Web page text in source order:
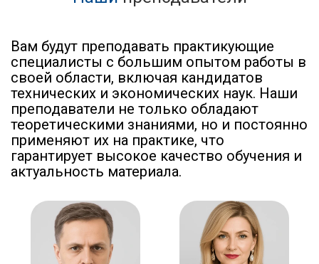
Вам будут преподавать практикующие
специалисты с большим опытом работы в
своей области, включая кандидатов
технических и экономических наук. Наши
преподаватели не только обладают
теоретическими знаниями, но и постоянно
применяют их на практике, что
гарантирует высокое качество обучения и
актуальность материала.